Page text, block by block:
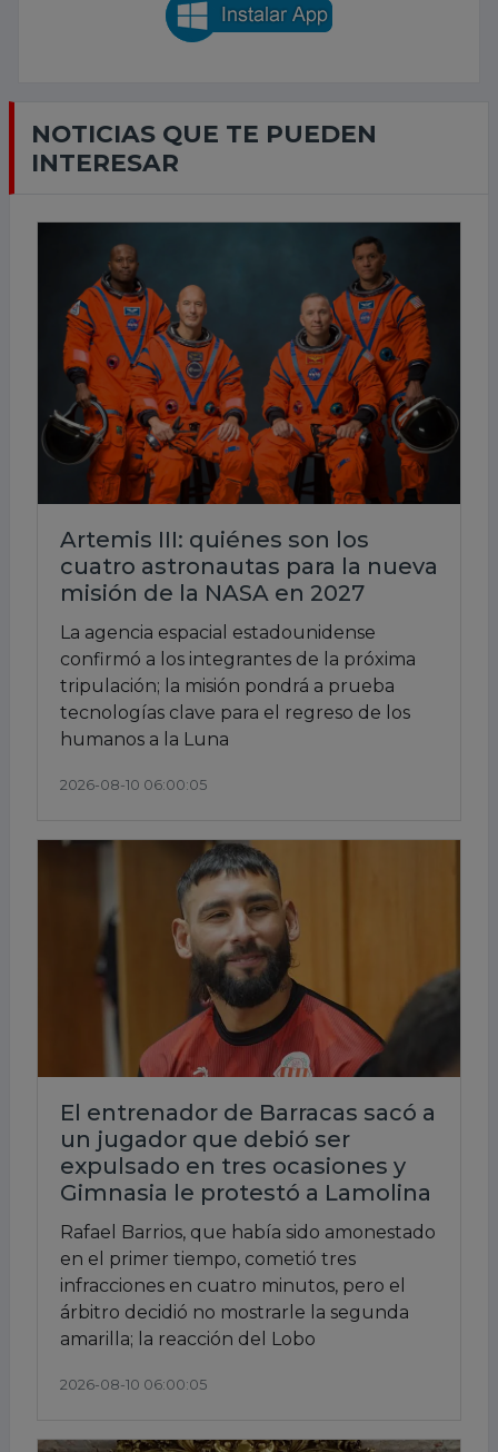
NOTICIAS QUE TE PUEDEN
INTERESAR
Artemis III: quiénes son los
cuatro astronautas para la nueva
misión de la NASA en 2027
La agencia espacial estadounidense
confirmó a los integrantes de la próxima
tripulación; la misión pondrá a prueba
tecnologías clave para el regreso de los
humanos a la Luna
2026-08-10 06:00:05
El entrenador de Barracas sacó a
un jugador que debió ser
expulsado en tres ocasiones y
Gimnasia le protestó a Lamolina
Rafael Barrios, que había sido amonestado
en el primer tiempo, cometió tres
infracciones en cuatro minutos, pero el
árbitro decidió no mostrarle la segunda
amarilla; la reacción del Lobo
2026-08-10 06:00:05